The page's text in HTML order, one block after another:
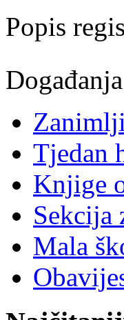
Popis
Tjedan
Knjige
Sekcija
Mala